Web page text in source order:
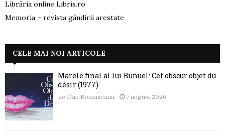
Librăria online Libris.ro
Memoria – revista gândirii arestate
CELE MAI NOI ARTICOLE
Marele final al lui Buñuel: Cet obscur objet du
désir (1977)
de Dan Romascanu 7 august 2026